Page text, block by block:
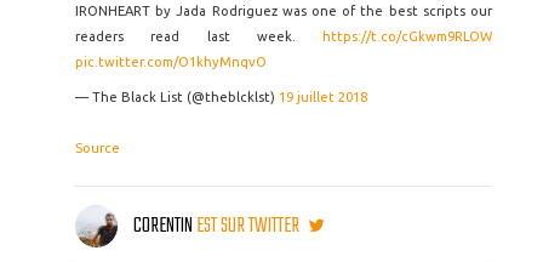
IRONHEART by Jada Rodriguez was one of the best scripts our
readers read last week. https://t.co/cGkwm9RLOW
pic.twitter.com/O1khyMnqvO
— The Black List (@theblcklst) 19 juillet 2018
Source
CORENTINEST SUR TWITTER